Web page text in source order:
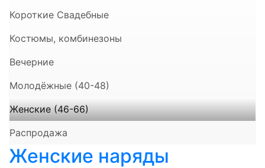
Короткие Свадебные
Костюмы, комбинезоны
Вечерние
Молодёжные (40-48)
Женские (46-66)
Распродажа
Женские наряды